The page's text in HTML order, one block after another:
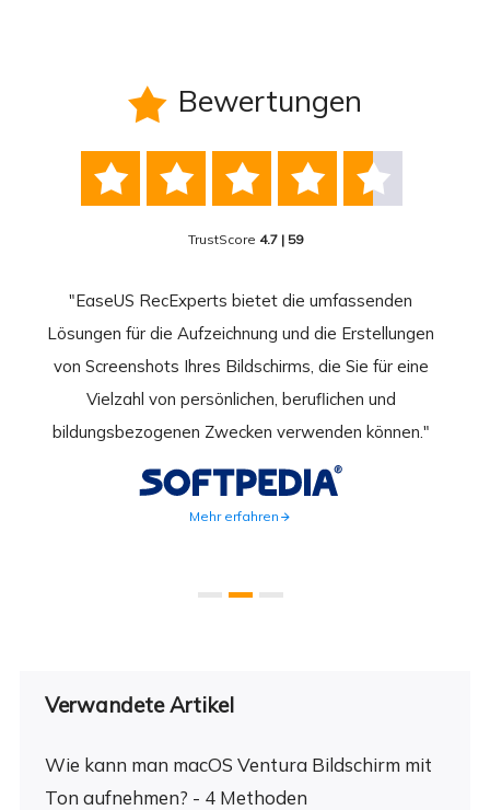
 Bewertungen
    
TrustScore 4.7 | 59
"EaseUS RecExperts bietet die umfassenden
Lösungen für die Aufzeichnung und die Erstellungen
von Screenshots Ihres Bildschirms, die Sie für eine
Vielzahl von persönlichen, beruflichen und
bildungsbezogenen Zwecken verwenden können."
Mehr erfahren
Verwandete Artikel
Wie kann man macOS Ventura Bildschirm mit
Ton aufnehmen? - 4 Methoden